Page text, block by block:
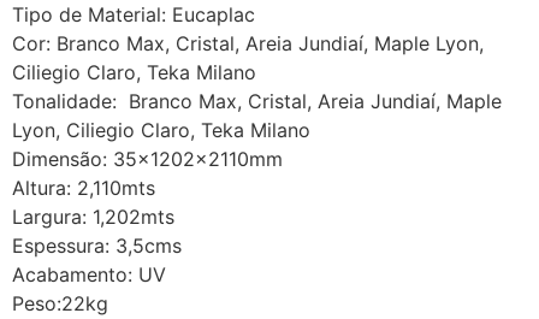
Tipo de Material: Eucaplac
Cor: Branco Max, Cristal, Areia Jundiaí, Maple Lyon,
Ciliegio Claro, Teka Milano
Tonalidade: Branco Max, Cristal, Areia Jundiaí, Maple
Lyon, Ciliegio Claro, Teka Milano
Dimensão: 35x1202x2110mm
Altura: 2,110mts
Largura: 1,202mts
Espessura: 3,5cms
Acabamento: UV
Peso:22kg